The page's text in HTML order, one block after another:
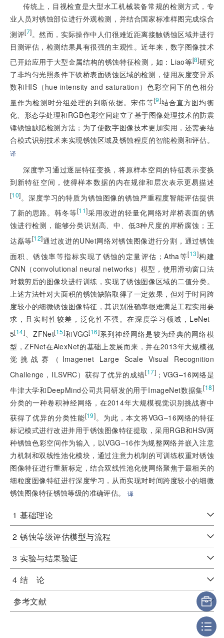
传统上，目视检查是大型水工机械装备常规的检测方式，专
业人员对锈蚀部位进行外观检测，并结合国家标准样图完成综合
测评[7]。然而，实际操作中人们很难近距离接触锈蚀区域并进行
目测评估，检测结果具有很强的主观性。近年来，数字图像技术
已开始应用于大型金属结构的锈蚀特征检测，如：Liao等[8]研究
了非均匀光照条件下铁桥表面锈蚀区域的检测，使用灰度变异系
数和HIS（hue intensity and saturation）色彩空间下的色相分
量作为检测时分组处理的判断依据。宋伟等[9]结合直方图均衡
化、形态学处理和RGB色彩空间建立了基于图像处理技术的防震
锤锈蚀缺陷检测方法；为了使数字图像技术更加实用，还需要结
合模式识别技术来实现锈蚀区域及锈蚀程度的智能检测和评估。
译
深度学习通过逐层特征变换，将原样本空间的特征表示变换
到新特征空间，使得样本数据的内在规律和层次表示更易描述
[10]。深度学习的特质为锈蚀图像的锈蚀严重程度智能评估提供
了新的思路。韩冬等[11]采用改进的轻量化网络对岸桥表面的锈
蚀进行检测，能够分类识别高、中、低3种尺度的岸桥腐蚀；王
达磊等[12]通过改进的UNet网络对锈蚀图像进行分割，通过锈蚀
面积、锈蚀率等指标实现了锈蚀的定量评估；Atha等[13]构建
CNN（convolutional neural networks）模型，使用滑动窗口法
对裁剪后的图像块进行训练，实现了锈蚀图像区域的二值分类。
上述方法针对大面积的锈蚀缺陷取得了一定效果，但对于时间跨
度较小的细微锈蚀图像特征，其识别准确率很难满足工程实用要
求，且实时性较差，泛化性不强。在深度学习领域，LeNet–
5[14]、ZFNet[15]和VGG[16]系列神经网络是较为经典的网络模
型，ZFNet在AlexNet的基础上发展而来，并在2013年大规模视
觉挑战赛（Imagenet Large Scale Visual Recognition
Challenge，ILSVRC）获得了优异的成绩[17] ；VGG–16网络是
牛津大学和DeepMind公司共同研发的用于ImageNet数据集[18]
分类的一种卷积神经网络，在2014年大规模视觉识别挑战赛中
获得了优异的分类性能[19]。为此，本文将VGG–16网络的特征
标记模式进行改进并用于锈蚀图像特征提取，采用RGB和HSV两
种锈蚀色彩空间作为输入，以VGG–16作为规整网络并嵌入注意
力机制和双线性池化模块，通过注意力机制的可训练权重对锈蚀
图像特征进行重新标定，结合双线性池化使网络聚焦于最相关的
细粒度图像特征进行深度学习，从而实现对时间跨度较小的细微
锈蚀图像特征锈蚀等级的准确评估。译
1 基础理论
2 锈蚀等级评估模型与流程
3 实验与结果验证
4 结 论
参考文献